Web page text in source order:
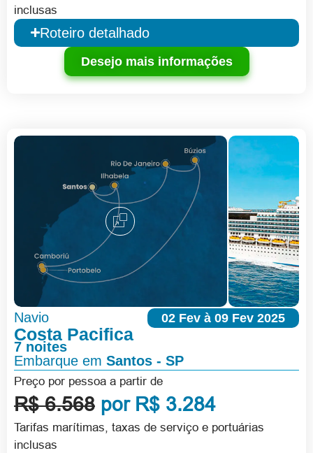
inclusas
Roteiro detalhado
Desejo mais informações
Navio 02 Fev à 09 Fev 2025
Costa Pacifica
7 noites
Embarque em Santos - SP
Preço por pessoa a partir de
R$ 6.568 por R$ 3.284
Tarifas marítimas, taxas de serviço e portuárias
inclusas